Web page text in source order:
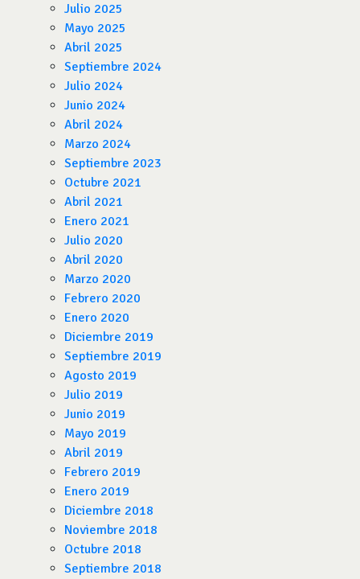
Julio 2025
Mayo 2025
Abril 2025
Septiembre 2024
Julio 2024
Junio 2024
Abril 2024
Marzo 2024
Septiembre 2023
Octubre 2021
Abril 2021
Enero 2021
Julio 2020
Abril 2020
Marzo 2020
Febrero 2020
Enero 2020
Diciembre 2019
Septiembre 2019
Agosto 2019
Julio 2019
Junio 2019
Mayo 2019
Abril 2019
Febrero 2019
Enero 2019
Diciembre 2018
Noviembre 2018
Octubre 2018
Septiembre 2018